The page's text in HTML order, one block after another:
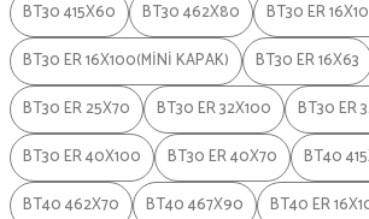
BT30 415X60
BT30 462X80
BT30 ER
BT30 ER 16X100(MİNİ KAPAK)
BT30 ER 16X63
BT30 ER 25X70
BT30 ER 32X100
BT30 ER
BT30 ER 40X100
BT30 ER 40X70
BT40
BT40 462X70
BT40 467X90
BT40 ER